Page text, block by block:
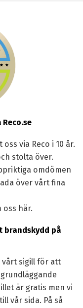
via Reco i 10 år.
stolta över.
omdömen
över vårt fina
oss här.
brandskydd på
vårt sigill för att
är gratis men vi
vår sida. På så